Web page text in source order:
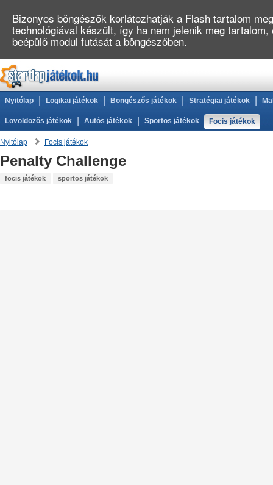
Nyitólap Logikai játékok Böngészős játékok Stratégiai játékok
Lövöldözős játékok Autós játékok Sportos játékok Focis játékok
Nyitólap Focis játékok
Penalty Challenge
focis játékok sportos játékok
Bizonyos böngészők korlátozhatják a Flash tartalom
technológiával készült, így ha nem jelenik meg
beépülő modul futását a böngészőben.